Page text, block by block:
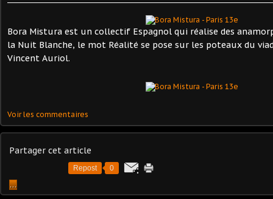
Bora Mistura est un collectif Espagnol qui réalise des
la Nuit Blanche, le mot Réalité se pose sur les poteaux du
Vincent Auriol.
Voir les commentaires
Partager cet article
Repost 0
…